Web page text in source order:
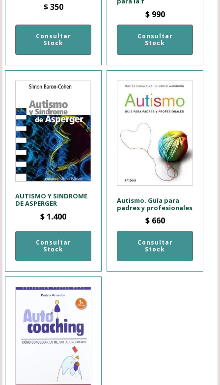
$350
Consultar
Stock
$990
Consultar
Stock
AUTISMO Y SINDROME
DE ASPERGER
$ 1.400
Consultar
Stock
Autismo. Guía para
padres y profesionales
$660
Consultar
Stock